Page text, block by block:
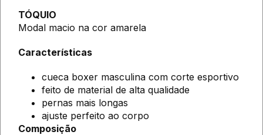
TÓQUIO
Modal macio na cor amarela
Características
cueca boxer masculina com corte esportivo
feito de material de alta qualidade
pernas mais longas
ajuste perfeito ao corpo
Composição